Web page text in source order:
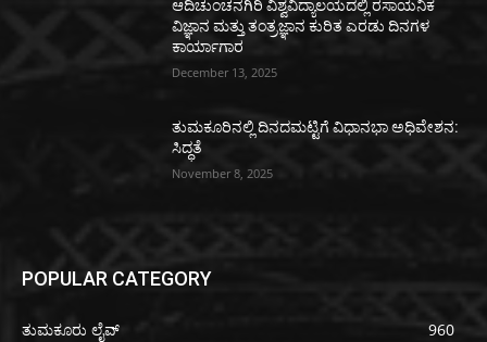
ಆದಿಚುಂಚನಗಿರಿ ವಿಶ್ವವಿದ್ಯಾಲಯದಲ್ಲಿ ರಸಾಯನಿಕ
ವಿಜ್ಞಾನ ಮತ್ತು ತಂತ್ರಜ್ಞಾನ ಕುರಿತ ಎರಡು ದಿನಗಳ
ಕಾರ್ಯಾಗಾರ
December 13, 2025
ತುಮಕೂರಿನಲ್ಲಿ ದಿನದಮಟ್ಟಿಗೆ ವಿಧಾನಭಾ ಅಧಿವೇಶನ:
ಸಿದ್ಧತೆ
November 8, 2025
POPULAR CATEGORY
ತುಮಕೂರು ಲೈವ್
960